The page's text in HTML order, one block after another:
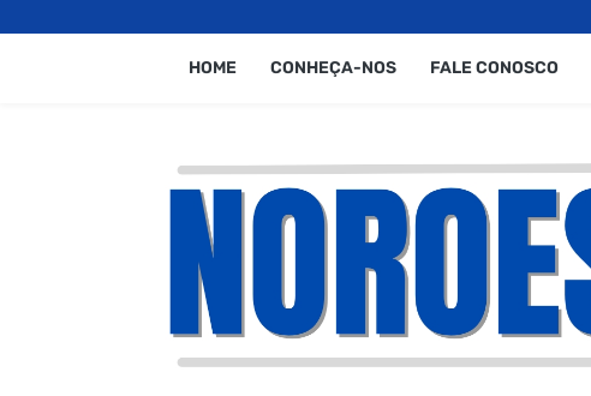
HOME CONHEÇA-NOS FALE CONOSCO